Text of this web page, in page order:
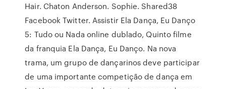
Hair. Chaton Anderson. Sophie. Shared38
Facebook Twitter. Assistir Ela Dança, Eu Danço
5: Tudo ou Nada online dublado, Quinto filme
da franquia Ela Dança, Eu Danço. Na nova
trama, um grupo de dançarinos deve participar
de uma importante competição de dança em